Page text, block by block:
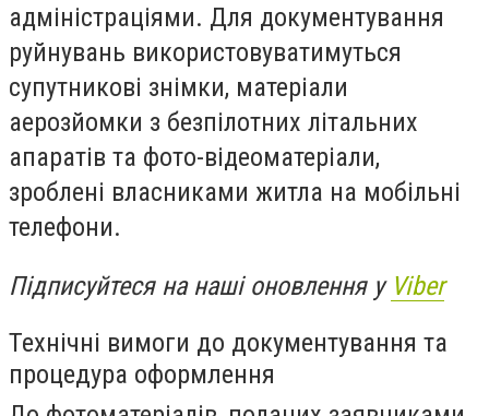
адміністраціями. Для документування
руйнувань використовуватимуться
супутникові знімки, матеріали
аерозйомки з безпілотних літальних
апаратів та фото-відеоматеріали,
зроблені власниками житла на мобільні
телефони.
Підписуйтеся на наші оновлення у Viber
Технічні вимоги до документування та
процедура оформлення